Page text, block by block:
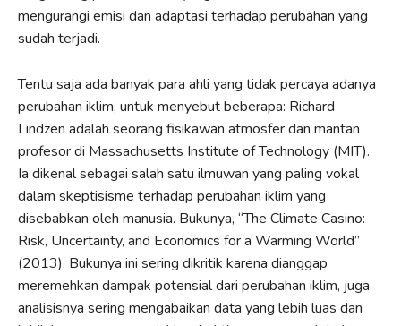
mengurangi emisi dan adaptasi terhadap perubahan yang
sudah terjadi.
Tentu saja ada banyak para ahli yang tidak percaya adanya
perubahan iklim, untuk menyebut beberapa: Richard
Lindzen adalah seorang fisikawan atmosfer dan mantan
profesor di Massachusetts Institute of Technology (MIT).
Ia dikenal sebagai salah satu ilmuwan yang paling vokal
dalam skeptisisme terhadap perubahan iklim yang
disebabkan oleh manusia. Bukunya, “The Climate Casino:
Risk, Uncertainty, and Economics for a Warming World”
(2013). Bukunya ini sering dikritik karena dianggap
meremehkan dampak potensial dari perubahan iklim, juga
analisisnya sering mengabaikan data yang lebih luas dan